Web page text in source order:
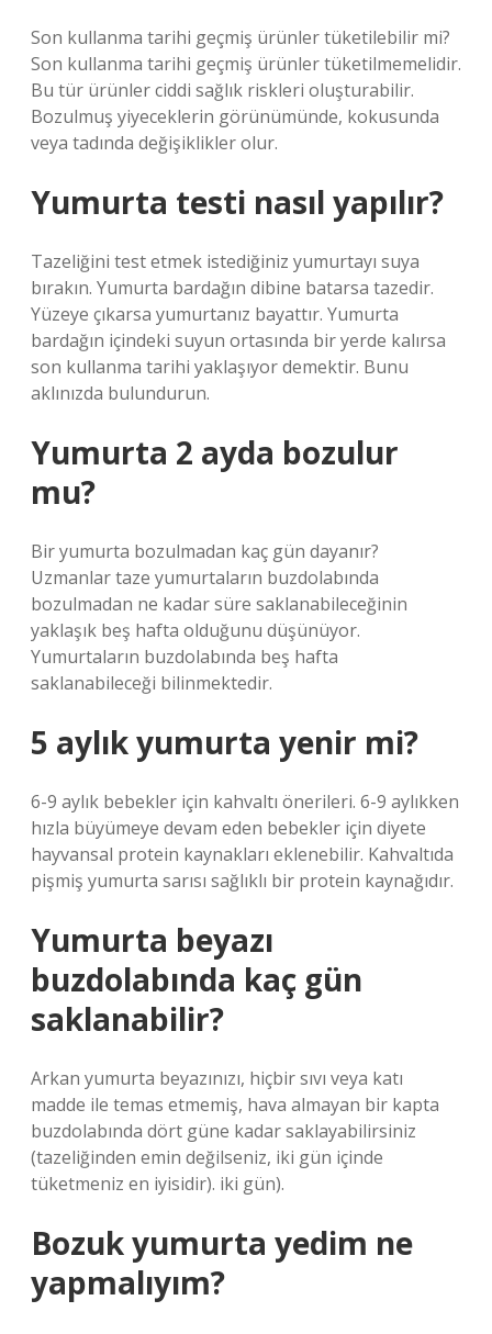
Son kullanma tarihi geçmiş ürünler tüketilebilir mi?
Son kullanma tarihi geçmiş ürünler tüketilmemelidir.
Bu tür ürünler ciddi sağlık riskleri oluşturabilir.
Bozulmuş yiyeceklerin görünümünde, kokusunda
veya tadında değişiklikler olur.
Yumurta testi nasıl yapılır?
Tazeliğini test etmek istediğiniz yumurtayı suya
bırakın. Yumurta bardağın dibine batarsa ​​tazedir.
Yüzeye çıkarsa yumurtanız bayattır. Yumurta
bardağın içindeki suyun ortasında bir yerde kalırsa
son kullanma tarihi yaklaşıyor demektir. Bunu
aklınızda bulundurun.
Yumurta 2 ayda bozulur
mu?
Bir yumurta bozulmadan kaç gün dayanır?
Uzmanlar taze yumurtaların buzdolabında
bozulmadan ne kadar süre saklanabileceğinin
yaklaşık beş hafta olduğunu düşünüyor.
Yumurtaların buzdolabında beş hafta
saklanabileceği bilinmektedir.
5 aylık yumurta yenir mi?
6-9 aylık bebekler için kahvaltı önerileri. 6-9 aylıkken
hızla büyümeye devam eden bebekler için diyete
hayvansal protein kaynakları eklenebilir. Kahvaltıda
pişmiş yumurta sarısı sağlıklı bir protein kaynağıdır.
Yumurta beyazı
buzdolabında kaç gün
saklanabilir?
Arkan yumurta beyazınızı, hiçbir sıvı veya katı
madde ile temas etmemiş, hava almayan bir kapta
buzdolabında dört güne kadar saklayabilirsiniz
(tazeliğinden emin değilseniz, iki gün içinde
tüketmeniz en iyisidir). iki gün).
Bozuk yumurta yedim ne
yapmalıyım?